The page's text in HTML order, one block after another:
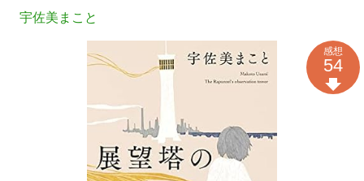
宇佐美まこと
感想
54